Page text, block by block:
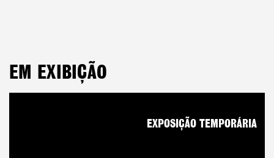
EM EXIBIÇÃO
EXPOSIÇÃO TEMPORÁRIA